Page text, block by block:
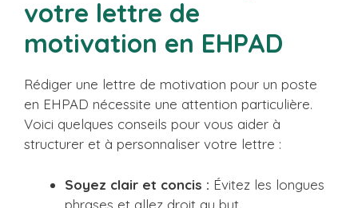
votre lettre de
motivation en EHPAD
Rédiger une lettre de motivation pour un poste
en EHPAD nécessite une attention particulière.
Voici quelques conseils pour vous aider à
structurer et à personnaliser votre lettre :
Soyez clair et concis : Évitez les longues
phrases et allez droit au but.